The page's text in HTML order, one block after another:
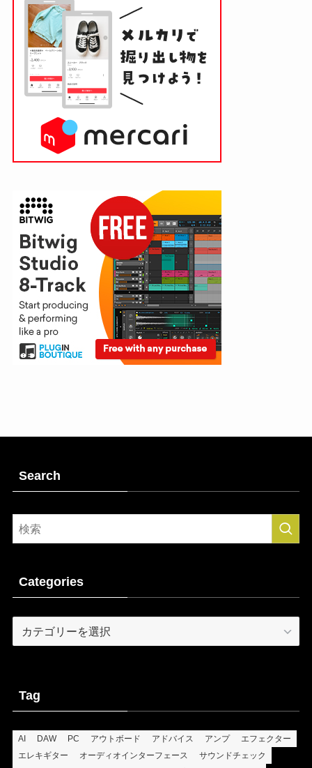
Search
Categories
Categories
Tag
AI DAW PC アウトボード アドバイス アンプ
エフェクター
エレキギター
オーディオインターフェース
サウンドチェック